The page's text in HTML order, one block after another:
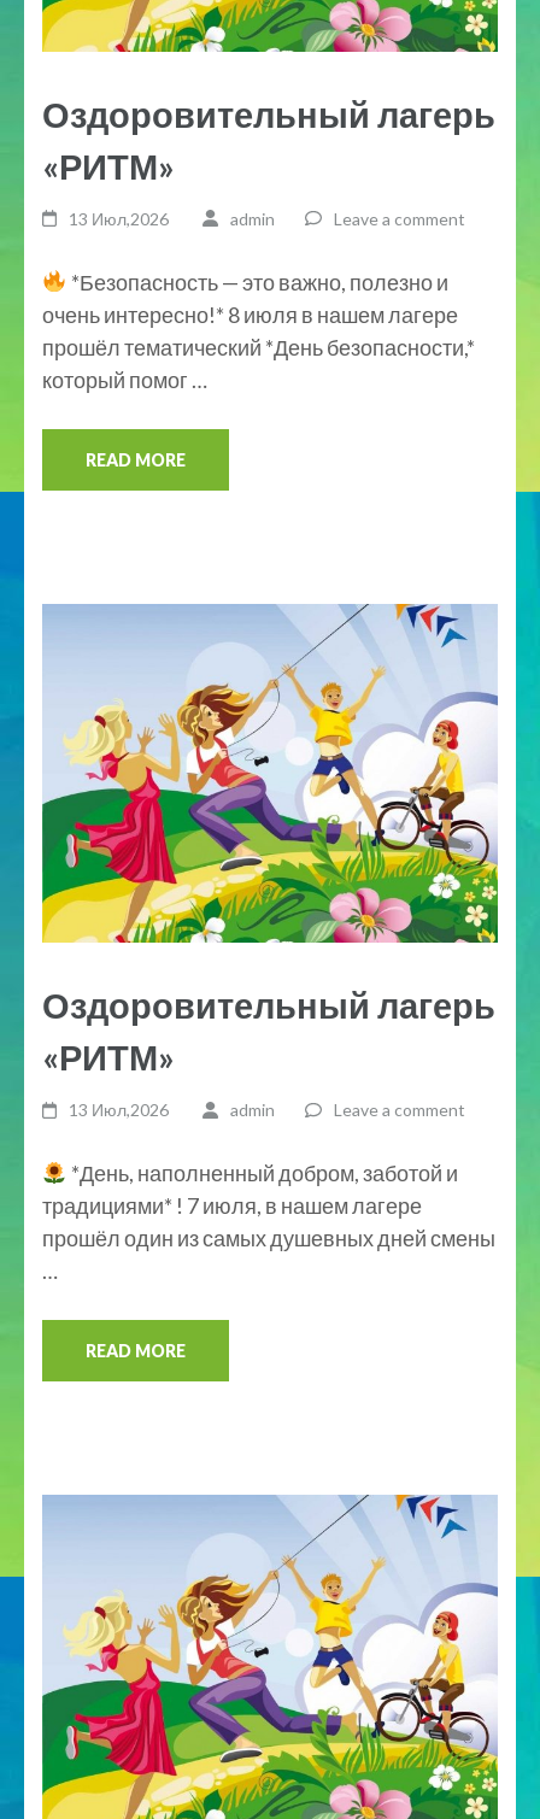
Оздоровительный лагерь
«РИТМ»
13 Июл,2026 admin Leave a comment
*Безопасность — это важно, полезно и
очень интересно!* 8 июля в нашем лагере
прошёл тематический *День безопасности,*
который помог …
READ MORE
Оздоровительный лагерь
«РИТМ»
13 Июл,2026 admin Leave a comment
*День, наполненный добром, заботой и
традициями* ! 7 июля, в нашем лагере
прошёл один из самых душевных дней смены
…
READ MORE